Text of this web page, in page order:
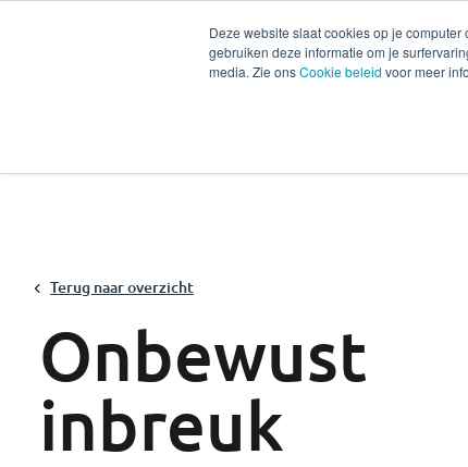
Deze website slaat cookies op je
gebruiken deze informatie om je
media. Zie onsCookie beleid voor meer
Diensten
Terug naar overzicht
Onbewust
inbreuk